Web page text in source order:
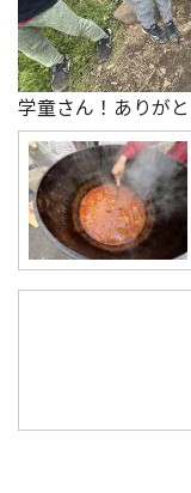
学童さん！ありがと